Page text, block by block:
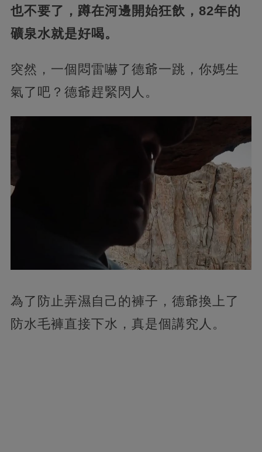
也不要了，蹲在河邊開始狂飲，82年的
礦泉水就是好喝。
突然，一個悶雷嚇了德爺一跳，你媽生
氣了吧？德爺趕緊閃人。
為了防止弄濕自己的褲子，德爺換上了
防水毛褲直接下水，真是個講究人。